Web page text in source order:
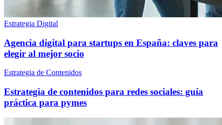
Estrategia Digital
Agencia digital para startups en España: claves para
elegir al mejor socio
Estrategia de Contenidos
Estrategia de contenidos para redes sociales: guía
práctica para pymes